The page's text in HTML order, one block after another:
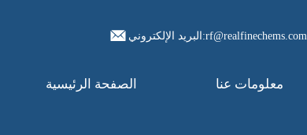
البريد الإلكتروني:rf@realfinechems.com
الصفحة الرئيسية معلومات عنا